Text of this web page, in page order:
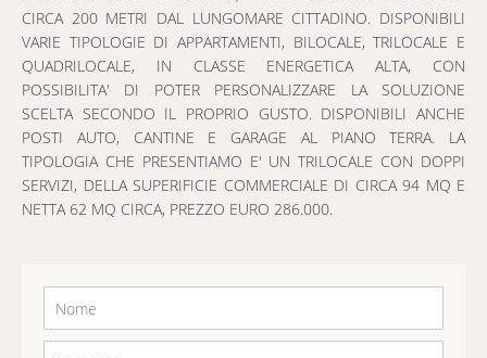
CIRCA 200 METRI DAL LUNGOMARE CITTADINO. DISPONIBILI
VARIE TIPOLOGIE DI APPARTAMENTI, BILOCALE, TRILOCALE E
QUADRILOCALE, IN CLASSE ENERGETICA ALTA, CON
POSSIBILITA' DI POTER PERSONALIZZARE LA SOLUZIONE
SCELTA SECONDO IL PROPRIO GUSTO. DISPONIBILI ANCHE
POSTI AUTO, CANTINE E GARAGE AL PIANO TERRA. LA
TIPOLOGIA CHE PRESENTIAMO E' UN TRILOCALE CON DOPPI
SERVIZI, DELLA SUPERIFICIE COMMERCIALE DI CIRCA 94 MQ E
NETTA 62 MQ CIRCA, PREZZO EURO 286.000.